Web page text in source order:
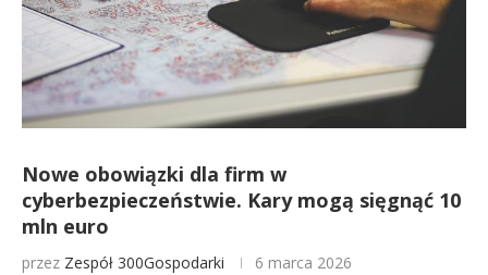
Nowe obowiązki dla firm w
cyberbezpieczeństwie. Kary mogą sięgnąć 10
mln euro
przez Zespół 300Gospodarki 6 marca 2026